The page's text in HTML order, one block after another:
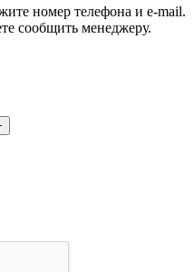
номер телефона и e-mail.
сообщить менеджеру.